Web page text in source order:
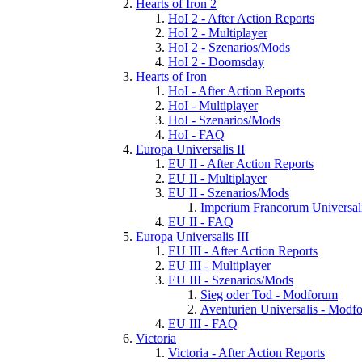
Hearts of Iron 2
HoI 2 - After Action Reports
HoI 2 - Multiplayer
HoI 2 - Szenarios/Mods
HoI 2 - Doomsday
Hearts of Iron
HoI - After Action Reports
HoI - Multiplayer
HoI - Szenarios/Mods
HoI - FAQ
Europa Universalis II
EU II - After Action Reports
EU II - Multiplayer
EU II - Szenarios/Mods
Imperium Francorum
EU II - FAQ
Europa Universalis III
EU III - After Action Reports
EU III - Multiplayer
EU III - Szenarios/Mods
Sieg oder Tod - Modforum
Aventurien Universalis -
EU III - FAQ
Victoria
Victoria - After Action Reports